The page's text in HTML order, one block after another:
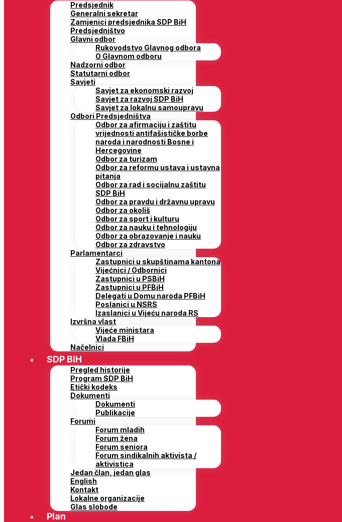
Predsjednik
Generalni sekretar
Zamjenici predsjednika SDP BiH
Predsjedništvo
Glavni odbor
Rukovodstvo Glavnog odbora
O Glavnom odboru
Nadzorni odbor
Statutarni odbor
Savjeti
Savjet za ekonomski razvoj
Savjet za razvoj SDP BiH
Savjet za lokalnu samoupravu
Odbori Predsjedništva
Odbor za afirmaciju i zaštitu
vrijednosti antifašističke borbe
naroda i narodnosti Bosne i
Hercegovine
Odbor za turizam
Odbor za reformu ustava i ustavna
pitanja
Odbor za rad i socijalnu zaštitu
SDP BiH
Odbor za pravdu i državnu upravu
Odbor za okoliš
Odbor za sport i kulturu
Odbor za nauku i tehnologiju
Odbor za obrazovanje i nauku
Odbor za zdravstvo
Parlamentarci
Zastupnici u skupštinama kantona
Vijećnici / Odbornici
Zastupnici u PSBiH
Zastupnici u PFBiH
Delegati u Domu naroda PFBiH
Poslanici u NSRS
Izaslanici u Vijeću naroda RS
Izvršna vlast
Vijeće ministara
Vlada FBiH
Načelnici
SDP BiH
Pregled historije
Program SDP BiH
Etički kodeks
Dokumenti
Dokumenti
Publikacije
Forumi
Forum mladih
Forum žena
Forum seniora
Forum sindikalnih aktivista /
aktivistica
Jedan član, jedan glas
English
Kontakt
Lokalne organizacije
Glas slobode
Plan